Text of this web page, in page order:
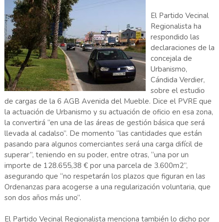
El Partido Vecinal
Regionalista ha
respondido las
declaraciones de la
concejala de
Urbanismo,
Cándida Verdier,
sobre el estudio
de cargas de la 6 AGB Avenida del Mueble. Dice el PVRE que
la actuación de Urbanismo y su actuación de oficio en esa zona,
la convertirá “en una de las áreas de gestión básica que será
llevada al cadalso”. De momento “las cantidades que están
pasando para algunos comerciantes será una carga difícil de
superar”, teniendo en su poder, entre otras, “una por un
importe de 128.655,38 € por una parcela de 3.600m2”,
asegurando que “no respetarán los plazos que figuran en las
Ordenanzas para acogerse a una regularización voluntaria, que
son dos años más uno”.
El Partido Vecinal Regionalista menciona también lo dicho por